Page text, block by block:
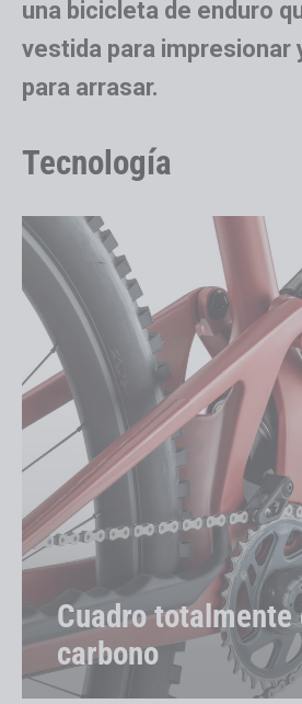
una bicicleta de enduro
vestida para impresionar
para arrasar.
Tecnología
Cuadro totalmente
carbono